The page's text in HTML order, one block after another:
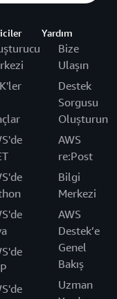
Yardım
Bize
Ulaşın
Destek
Sorgusu
Oluşturun
AWS
re:Post
Bilgi
Merkezi
AWS
Destek’e
Genel
Bakış
Uzman